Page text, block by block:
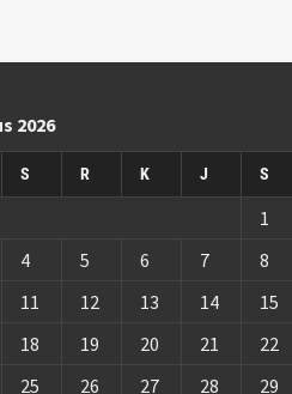
2026
S R K J S
1
4 5 6 7 8
11 12 13 14 15
18 19 20 21 22
25 26 27 28 29